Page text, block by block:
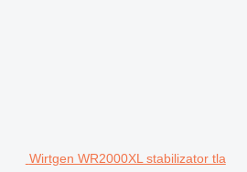
Wirtgen WR2000XL stabilizator tla